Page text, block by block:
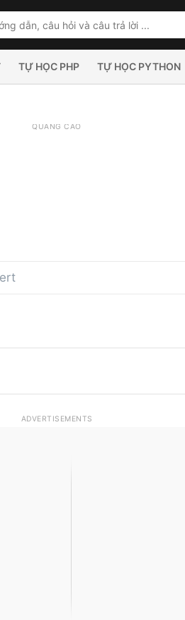
TỰ HỌC PHP TỰ HỌC PYTHON
QUẢNG CÁO
ADVERTISEMENTS